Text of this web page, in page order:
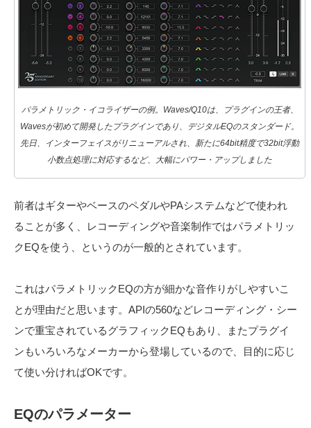
パラメトリック・イコライザーの例。Waves/Q10は、プラグインの王者、
Wavesが初めて開発したプラグインであり、デジタルEQのスタンダード。
先日、インターフェイスがリニューアルされ、新たに64bit精度で32bit浮動
小数点処理に対応するなど、大幅にパワー・アップしました
前者はギターやベースのペダルやPAシステムなどで使われ
ることが多く、レコーディングや音楽制作ではパラメトリッ
クEQを使う、というのが一般的とされています。
これはパラメトリックEQの方が細かな音作りがしやすいこ
とが理由だと思います。APIの560などレコーディング・シー
ンで重宝されているグラフィックEQもあり、またプラグイ
ンもいろいろなメーカーから登場しているので、目的に応じ
て使い分ければOKです。
EQのパラメーター